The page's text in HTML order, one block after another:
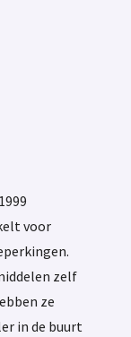
voor
zelf
ze
in de buurt